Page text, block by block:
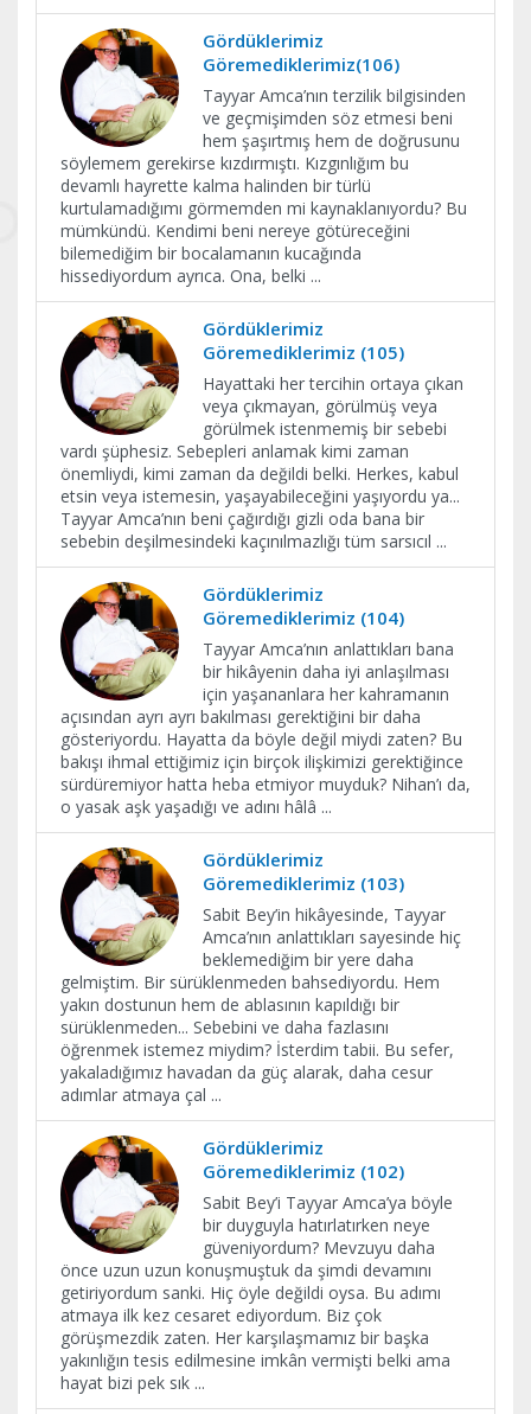
Gördüklerimiz
Göremediklerimiz(106)
Tayyar Amca’nın terzilik bilgisinden
ve geçmişimden söz etmesi beni
hem şaşırtmış hem de doğrusunu
söylemem gerekirse kızdırmıştı. Kızgınlığım bu
devamlı hayrette kalma halinden bir türlü
kurtulamadığımı görmemden mi kaynaklanıyordu? Bu
mümkündü. Kendimi beni nereye götüreceğini
bilemediğim bir bocalamanın kucağında
hissediyordum ayrıca. Ona, belki ...
Gördüklerimiz
Göremediklerimiz (105)
Hayattaki her tercihin ortaya çıkan
veya çıkmayan, görülmüş veya
görülmek istenmemiş bir sebebi
vardı şüphesiz. Sebepleri anlamak kimi zaman
önemliydi, kimi zaman da değildi belki. Herkes, kabul
etsin veya istemesin, yaşayabileceğini yaşıyordu ya...
Tayyar Amca’nın beni çağırdığı gizli oda bana bir
sebebin deşilmesindeki kaçınılmazlığı tüm sarsıcıl ...
Gördüklerimiz
Göremediklerimiz (104)
Tayyar Amca’nın anlattıkları bana
bir hikâyenin daha iyi anlaşılması
için yaşananlara her kahramanın
açısından ayrı ayrı bakılması gerektiğini bir daha
gösteriyordu. Hayatta da böyle değil miydi zaten? Bu
bakışı ihmal ettiğimiz için birçok ilişkimizi gerektiğince
sürdüremiyor hatta heba etmiyor muyduk? Nihan’ı da,
o yasak aşk yaşadığı ve adını hâlâ ...
Gördüklerimiz
Göremediklerimiz (103)
Sabit Bey’in hikâyesinde, Tayyar
Amca’nın anlattıkları sayesinde hiç
beklemediğim bir yere daha
gelmiştim. Bir sürüklenmeden bahsediyordu. Hem
yakın dostunun hem de ablasının kapıldığı bir
sürüklenmeden... Sebebini ve daha fazlasını
öğrenmek istemez miydim? İsterdim tabii. Bu sefer,
yakaladığımız havadan da güç alarak, daha cesur
adımlar atmaya çal ...
Gördüklerimiz
Göremediklerimiz (102)
Sabit Bey’i Tayyar Amca’ya böyle
bir duyguyla hatırlatırken neye
güveniyordum? Mevzuyu daha
önce uzun uzun konuşmuştuk da şimdi devamını
getiriyordum sanki. Hiç öyle değildi oysa. Bu adımı
atmaya ilk kez cesaret ediyordum. Biz çok
görüşmezdik zaten. Her karşılaşmamız bir başka
yakınlığın tesis edilmesine imkân vermişti belki ama
hayat bizi pek sık ...